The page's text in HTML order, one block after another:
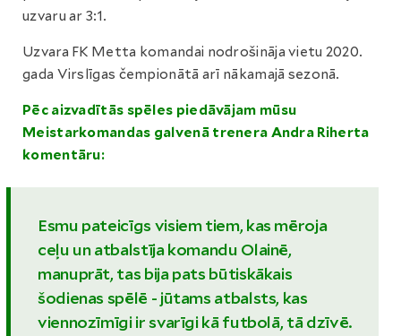
uzvaru ar 3:1.
Uzvara FK Metta komandai nodrošināja vietu 2020.
gada Virslīgas čempionātā arī nākamajā sezonā.
Pēc aizvadītās spēles piedāvājam mūsu
Meistarkomandas galvenā trenera Andra Riherta
komentāru:
Esmu pateicīgs visiem tiem, kas mēroja
ceļu un atbalstīja komandu Olainē,
manuprāt, tas bija pats būtiskākais
šodienas spēlē - jūtams atbalsts, kas
viennozīmīgi ir svarīgi kā futbolā, tā dzīvē.